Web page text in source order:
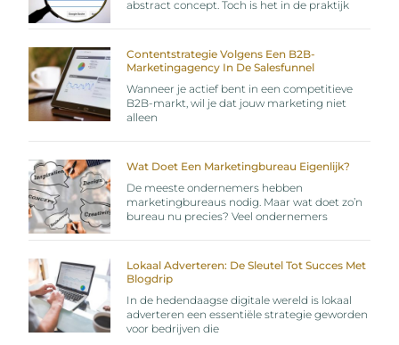
abstract concept. Toch is het in de praktijk
Contentstrategie Volgens Een B2B-
Marketingagency In De Salesfunnel
Wanneer je actief bent in een competitieve
B2B-markt, wil je dat jouw marketing niet
alleen
Wat Doet Een Marketingbureau Eigenlijk?
De meeste ondernemers hebben
marketingbureaus nodig. Maar wat doet zo’n
bureau nu precies? Veel ondernemers
Lokaal Adverteren: De Sleutel Tot Succes Met
Blogdrip
In de hedendaagse digitale wereld is lokaal
adverteren een essentiële strategie geworden
voor bedrijven die